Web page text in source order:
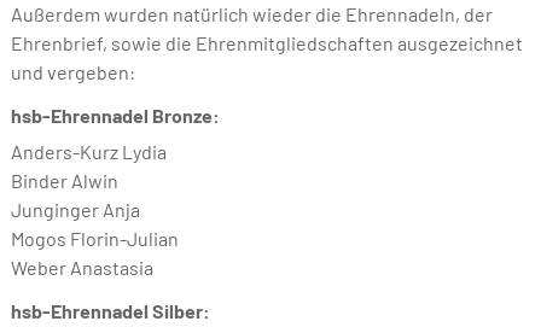
Außerdem wurden natürlich wieder die Ehrennadeln, der
Ehrenbrief, sowie die Ehrenmitgliedschaften ausgezeichnet
und vergeben:
hsb-Ehrennadel Bronze:
Anders-Kurz Lydia
Binder Alwin
Junginger Anja
Mogos Florin-Julian
Weber Anastasia
hsb-Ehrennadel Silber: